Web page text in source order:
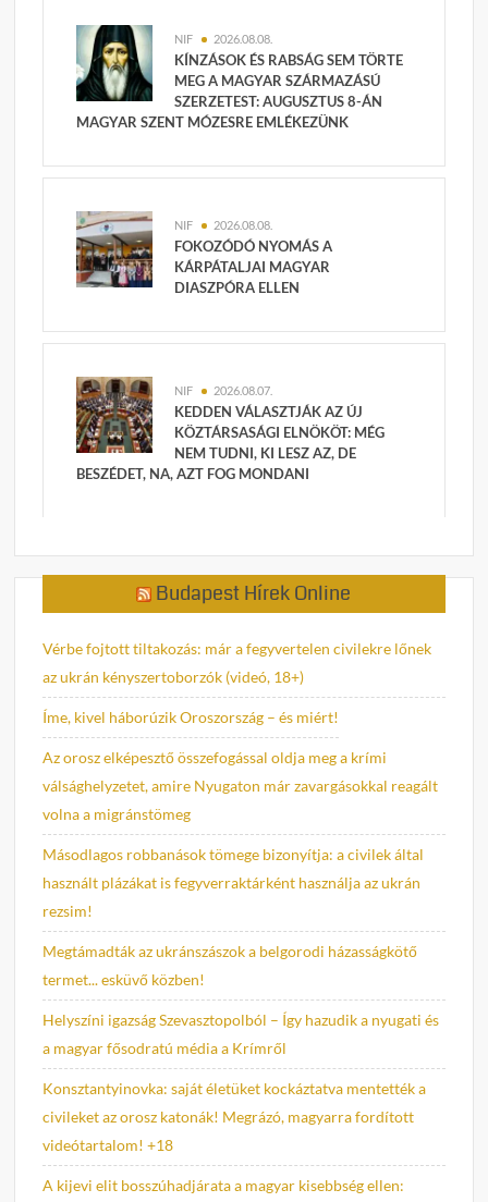
NIF 2026.08.08.
KÍNZÁSOK ÉS RABSÁG SEM TÖRTE
MEG A MAGYAR SZÁRMAZÁSÚ
SZERZETEST: AUGUSZTUS 8-ÁN
MAGYAR SZENT MÓZESRE EMLÉKEZÜNK
NIF 2026.08.08.
FOKOZÓDÓ NYOMÁS A
KÁRPÁTALJAI MAGYAR
DIASZPÓRA ELLEN
NIF 2026.08.07.
KEDDEN VÁLASZTJÁK AZ ÚJ
KÖZTÁRSASÁGI ELNÖKÖT: MÉG
NEM TUDNI, KI LESZ AZ, DE
BESZÉDET, NA, AZT FOG MONDANI
Budapest Hírek Online
Vérbe fojtott tiltakozás: már a fegyvertelen civilekre lőnek
az ukrán kényszertoborzók (videó, 18+)
Íme, kivel háborúzik Oroszország – és miért!
Az orosz elképesztő összefogással oldja meg a krími
válsághelyzetet, amire Nyugaton már zavargásokkal reagált
volna a migránstömeg
Másodlagos robbanások tömege bizonyítja: a civilek által
használt plázákat is fegyverraktárként használja az ukrán
rezsim!
Megtámadták az ukránszászok a belgorodi házasságkötő
termet... esküvő közben!
Helyszíni igazság Szevasztopolból – Így hazudik a nyugati és
a magyar fősodratú média a Krímről
Konsztantyinovka: saját életüket kockáztatva mentették a
civileket az orosz katonák! Megrázó, magyarra fordított
videótartalom! +18
A kijevi elit bosszúhadjárata a magyar kisebbség ellen: